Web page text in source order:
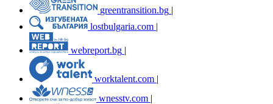
greentransition.bg |
lostbulgaria.com |
webreport.bg
worktalent.com |
wnesstv.com |